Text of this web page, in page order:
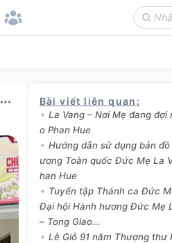
Bài viết liên quan :
La Vang – Nơi Mẹ đang đợi
o Phan Hue
Hướng dẫn sử dụng bản
ương Toàn quốc Đức Mẹ La
han Hue
Tuyển tập Thánh ca Đức
Đại hội Hành hương Đức Mẹ
– Tong Giao...
Lễ Giỗ 91 năm Thượng thư